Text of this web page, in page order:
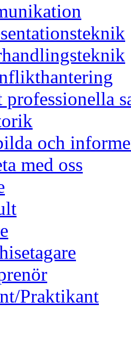
professionella
och
med oss
Praktikant